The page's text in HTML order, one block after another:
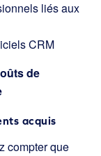
liés aux
CRM
de
acquis
compter que